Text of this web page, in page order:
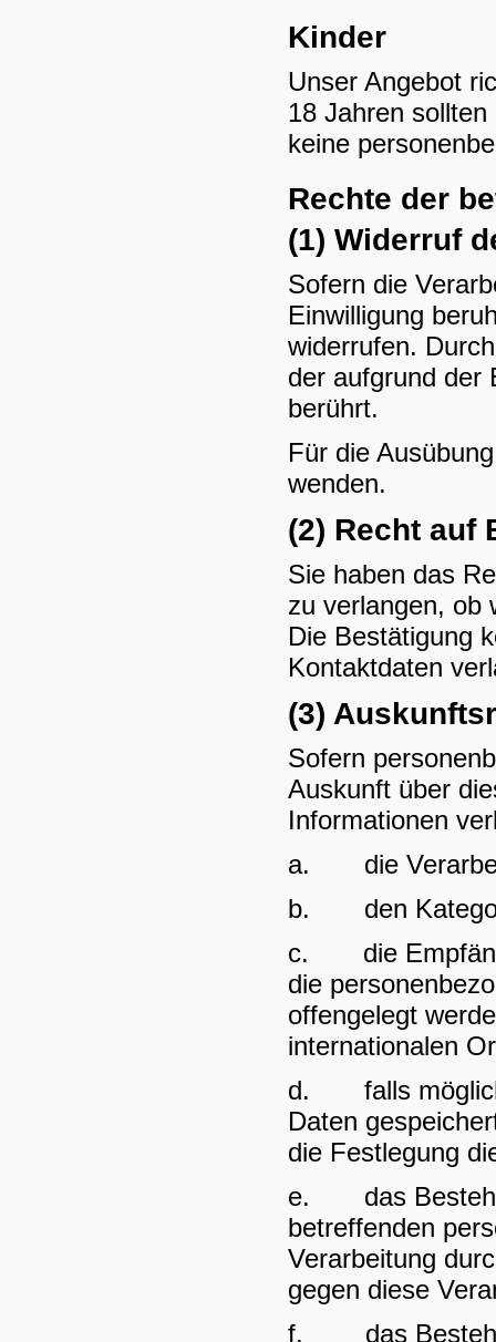
Kinder
Unser Angebot
18 Jahren
keine
Rechte der
(1) Widerruf
Sofern die
Einwilligung
widerrufen.
der aufgrund der
berührt.
Für die
wenden.
(2) Recht auf
Sie haben das
zu verlangen, ob
Die Bestätigung
Kontaktdaten
(3)
Sofern
Auskunft über
Informationen
a. die
b. den
c. die
die
offengelegt
internationalen
d. falls möglich,
Daten
die Festlegung
e. das
betreffenden
Verarbeitung
gegen diese
f. das Bestehen